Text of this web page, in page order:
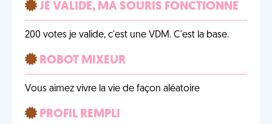
JE VALIDE, MA SOURIS FONCTIONNE
200 votes je valide, c'est une VDM. C'est la base.
ROBOT MIXEUR
Vous aimez vivre la vie de façon aléatoire
PROFIL REMPLI